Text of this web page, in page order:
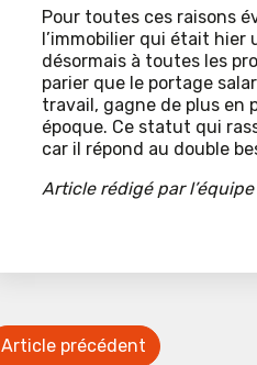
Pour toutes ces raisons
l’immobilier qui était hier
désormais à toutes les
parier que le portage
travail, gagne de plus en
époque. Ce statut qui
car il répond au double
Article rédigé par
Article précédent